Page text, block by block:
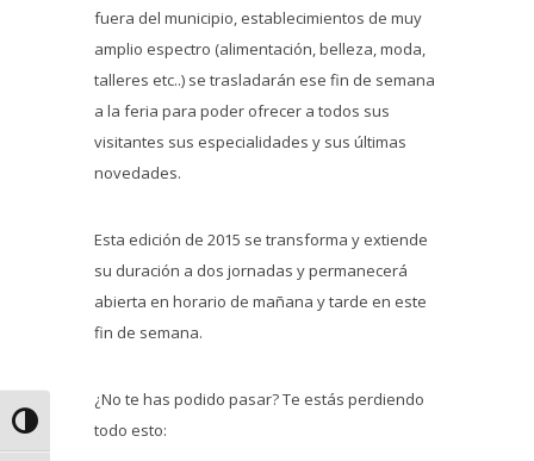
Alternar alto contraste
fuera del municipio, establecimientos de muy
amplio espectro (alimentación, belleza, moda,
talleres etc..) se trasladarán ese fin de semana
a la feria para poder ofrecer a todos sus
visitantes sus especialidades y sus últimas
novedades.
Esta edición de 2015 se transforma y extiende
su duración a dos jornadas y permanecerá
abierta en horario de mañana y tarde en este
fin de semana.
¿No te has podido pasar? Te estás perdiendo
todo esto: